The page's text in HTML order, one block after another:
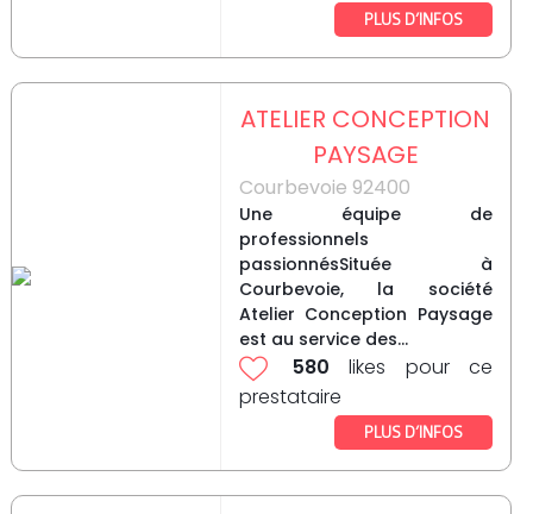
PLUS D’INFOS
ATELIER CONCEPTION
PAYSAGE
Courbevoie 92400
Une équipe de
professionnels
passionnésSituée à
Courbevoie, la société
Atelier Conception Paysage
est au service des...
580 likes pour ce
prestataire
PLUS D’INFOS